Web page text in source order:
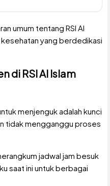
umum tentang RSI Al
yang berdedikasi
di RSI Al Islam
menjenguk adalah kunci
tidak mengganggu proses
jadwal jam besuk
saat ini untuk berbagai